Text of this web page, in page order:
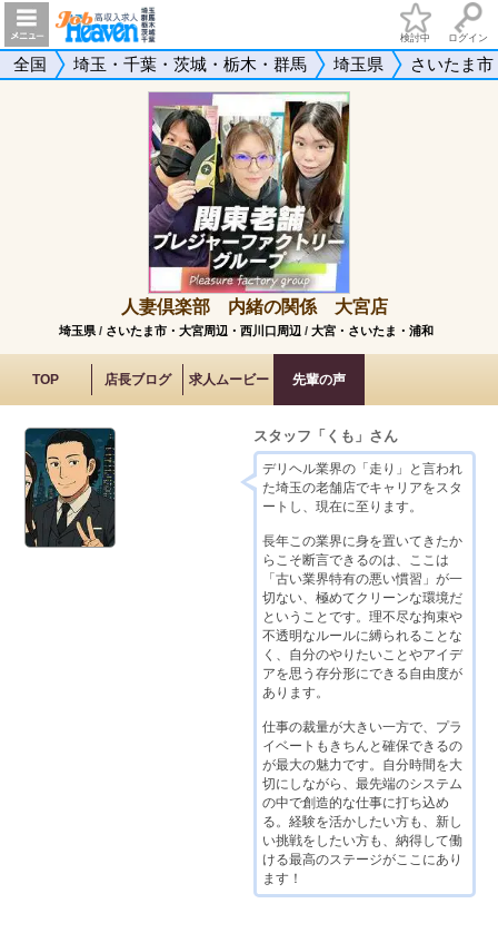
検討中 ログイン
全国 埼玉・千葉・茨城・栃木・群馬 埼玉県 さいたま
人妻倶楽部 内緒の関係 大宮店
埼玉県 / さいたま市・大宮周辺・西川口周辺 / 大宮・さいたま・浦和
TOP 店長ブログ 求人ムービー 先輩の声
スタッフ「くも」さん
デリヘル業界の「走り」と言われ
た埼玉の老舗店でキャリアをスタ
ートし、現在に至ります。
長年この業界に身を置いてきたか
らこそ断言できるのは、ここは
「古い業界特有の悪い慣習」が一
切ない、極めてクリーンな環境だ
ということです。理不尽な拘束や
不透明なルールに縛られることな
く、自分のやりたいことやアイデ
アを思う存分形にできる自由度が
あります。
仕事の裁量が大きい一方で、プラ
イベートもきちんと確保できるの
が最大の魅力です。自分時間を大
切にしながら、最先端のシステム
の中で創造的な仕事に打ち込め
る。経験を活かしたい方も、新し
い挑戦をしたい方も、納得して働
ける最高のステージがここにあり
ます！